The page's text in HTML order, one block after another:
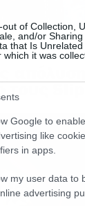
of Collection,
and/or
that Is
it was
Google to
like
in apps.
my user data to
advertising
τους